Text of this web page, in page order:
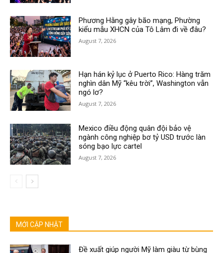
Phương Hằng gây bão mạng, Phường
kiểu mẫu XHCN của Tô Lâm đi về đâu?
August 7, 2026
Hạn hán kỷ lục ở Puerto Rico: Hàng trăm
nghìn dân Mỹ “kêu trời”, Washington vẫn
ngó lơ?
August 7, 2026
Mexico điều động quân đội bảo vệ
ngành công nghiệp bơ tỷ USD trước làn
sóng bạo lực cartel
August 7, 2026
MỚI CẬP NHẬT
Đề xuất giúp người Mỹ làm giàu từ bùng